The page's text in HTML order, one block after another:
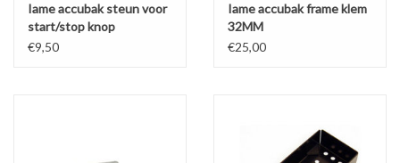
Iame accubak steun voor
start/stop knop
€9,50
Iame accubak frame klem
32MM
€25,00